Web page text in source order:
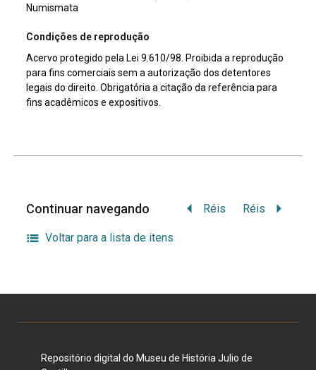
Numismata
Condições de reprodução
Acervo protegido pela Lei 9.610/98. Proibida a reprodução
para fins comerciais sem a autorização dos detentores
legais do direito. Obrigatória a citação da referência para
fins acadêmicos e expositivos.
Continuar navegando Réis Réis
Voltar para a lista de itens
Repositório digital do Museu de História Julio de